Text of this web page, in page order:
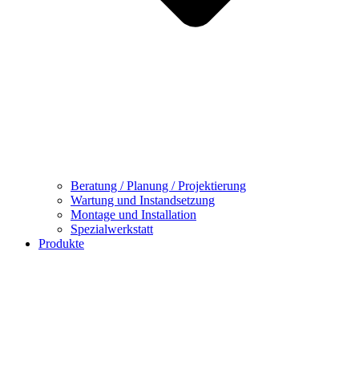
Beratung / Planung / Projektierung
Wartung und Instandsetzung
Montage und Installation
Spezialwerkstatt
Produkte